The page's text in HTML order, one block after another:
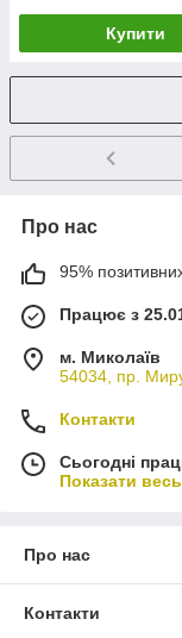
Купити
Про нас
95% позитивних
Працює з
м. Миколаїв
54034, пр.
Контакти
Сьогодні
Показати
Про нас
Контакти